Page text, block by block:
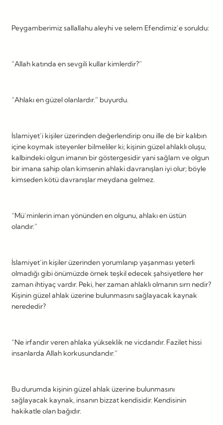
Peygamberimiz sallallahu aleyhi ve selem Efendimiz’e soruldu:
“Allah katında en sevgili kullar kimlerdir?”
“Ahlakı en güzel olanlardır.” buyurdu.
İslamiyet’i kişiler üzerinden değerlendirip onu ille de bir kalıbın
içine koymak isteyenler bilmeliler ki; kişinin güzel ahlaklı oluşu,
kalbindeki olgun imanın bir göstergesidir yani sağlam ve olgun
bir imana sahip olan kimsenin ahlaki davranışları iyi olur; böyle
kimseden kötü davranışlar meydana gelmez.
“Mü’minlerin iman yönünden en olgunu, ahlakı en üstün
olandır.”
İslamiyet’in kişiler üzerinden yorumlanıp yaşanması yeterli
olmadığı gibi önümüzde örnek teşkil edecek şahsiyetlere her
zaman ihtiyaç vardır. Peki, her zaman ahlaklı olmanın sırrı nedir?
Kişinin güzel ahlak üzerine bulunmasını sağlayacak kaynak
nerededir?
“Ne irfandır veren ahlaka yükseklik ne vicdandır. Fazilet hissi
insanlarda Allah korkusundandır.”
Bu durumda kişinin güzel ahlak üzerine bulunmasını
sağlayacak kaynak, insanın bizzat kendisidir. Kendisinin
hakikatle olan bağıdır.